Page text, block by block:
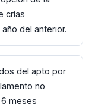
crías
del anterior.
del apto por
no
meses